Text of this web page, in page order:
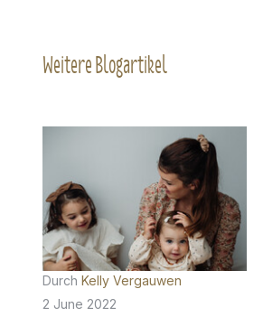
Weitere Blogartikel
Durch Kelly Vergauwen
2 June 2022